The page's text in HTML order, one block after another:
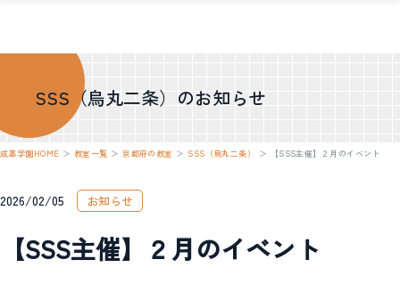
SSS（烏丸二条）のお知らせ
成基学園HOME ＞ 教室一覧 ＞京都府の教室 ＞ SSS（烏丸二条） ＞ 【SSS主催】２月のイベント
2026/02/05 お知らせ
【SSS主催】２月のイベント